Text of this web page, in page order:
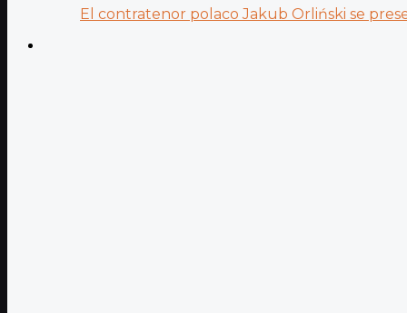
El contratenor polaco Jakub Orliński se